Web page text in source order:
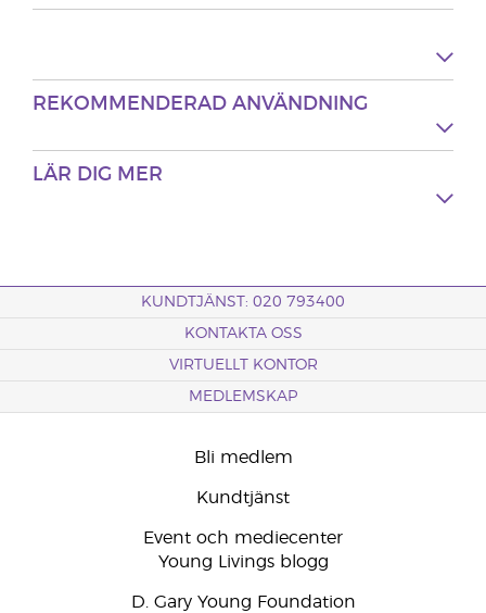
REKOMMENDERAD ANVÄNDNING
LÄR DIG MER
KUNDTJÄNST: 020 793400
KONTAKTA OSS
VIRTUELLT KONTOR
MEDLEMSKAP
Bli medlem
Kundtjänst
Event och mediecenter
Young Livings blogg
D. Gary Young Foundation